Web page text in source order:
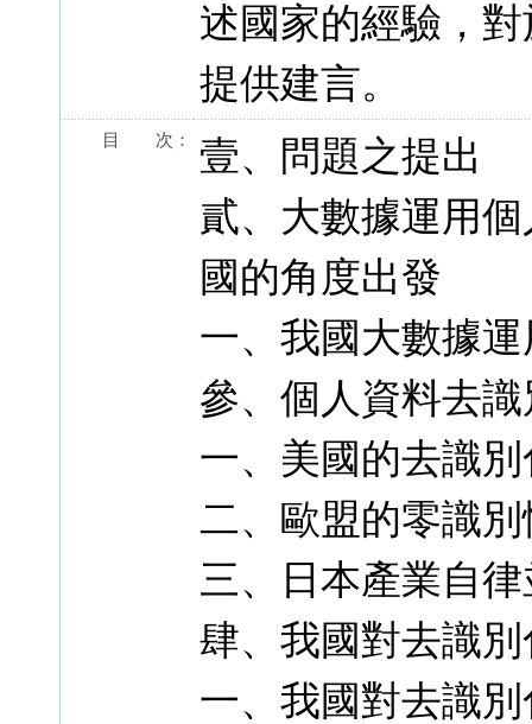
述國家的經驗，
提供建言。
目 次：
壹、問題之提出
貳、大數據運用
國的角度出發
一、我國大數據
參、個人資料去
一、美國的去識
二、歐盟的零識
三、日本產業自
肆、我國對去識
一、我國對去識